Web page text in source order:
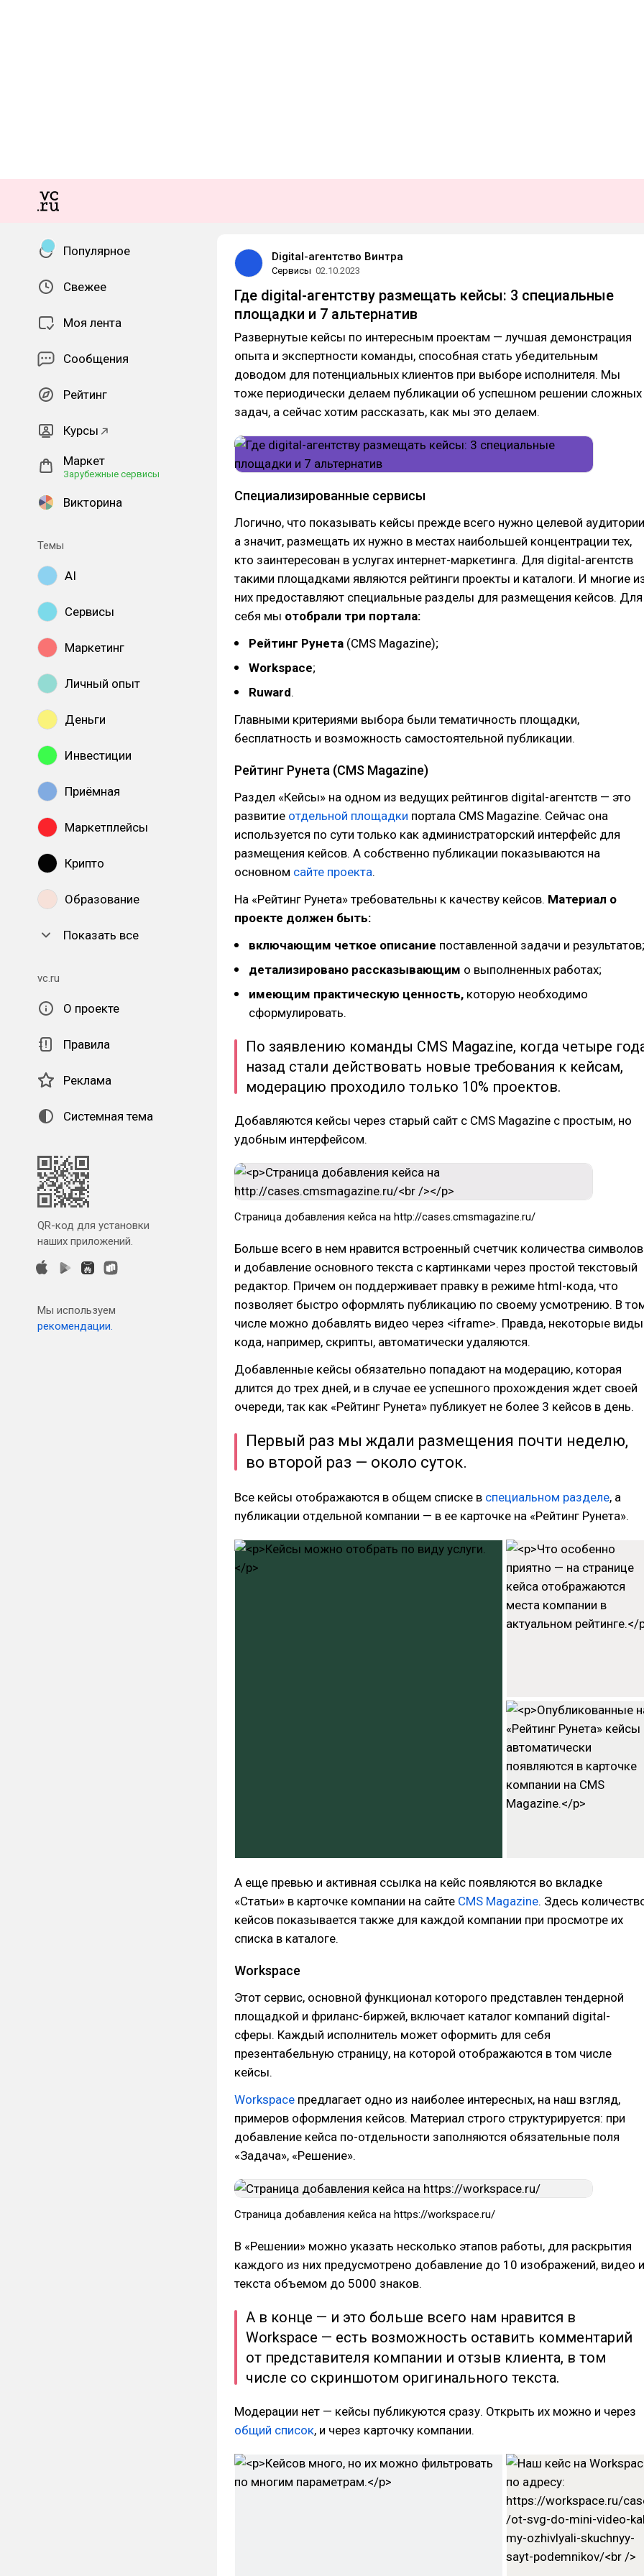
Популярное
Свежее
Моя лента
Сообщения
Рейтинг
Курсы
Маркет
Зарубежные сервисы
Викторина
Темы
AI
Сервисы
Маркетинг
Личный опыт
Деньги
Инвестиции
Приёмная
Маркетплейсы
Крипто
Образование
Показать все
vc.ru
О проекте
Правила
Реклама
Системная тема
QR-код для установки
наших приложений.
Мы используем
рекомендации.
Digital-агентство Винтра
Сервисы 02.10.2023
Где digital-агентству размещать кейсы: 3 специальные
площадки и 7 альтернатив
Развернутые кейсы по интересным проектам — лучшая демонстрация
опыта и экспертности команды, способная стать убедительным
доводом для потенциальных клиентов при выборе исполнителя. Мы
тоже периодически делаем публикации об успешном решении сложных
задач, а сейчас хотим рассказать, как мы это делаем.
Специализированные сервисы
Логично, что показывать кейсы прежде всего нужно целевой
а значит, размещать их нужно в местах наибольшей концентрации тех,
кто заинтересован в услугах интернет-маркетинга. Для digital-агентств
такими площадками являются рейтинги проекты и каталоги. И многие
них предоставляют специальные разделы для размещения кейсов. Для
себя мы отобрали три портала:
Рейтинг Рунета (CMS Magazine);
Workspace;
Ruward.
Главными критериями выбора были тематичность площадки,
бесплатность и возможность самостоятельной публикации.
Рейтинг Рунета (CMS Magazine)
Раздел «Кейсы» на одном из ведущих рейтингов digital-агентств — это
развитие отдельной площадки портала CMS Magazine. Сейчас она
используется по сути только как администраторский интерфейс для
размещения кейсов. А собственно публикации показываются на
основном сайте проекта.
На «Рейтинг Рунета» требовательны к качеству кейсов. Материал о
проекте должен быть:
включающим четкое описание поставленной задачи и результатов;
детализировано рассказывающим о выполненных работах;
имеющим практическую ценность, которую необходимо
сформулировать.
По заявлению команды CMS Magazine, когда четыре
назад стали действовать новые требования к кейсам,
модерацию проходило только 10% проектов.
Добавляются кейсы через старый сайт с CMS Magazine с простым, но
удобным интерфейсом.
Страница добавления кейса на http://cases.cmsmagazine.ru/
Больше всего в нем нравится встроенный счетчик количества символов
и добавление основного текста с картинками через простой текстовый
редактор. Причем он поддерживает правку в режиме html-кода, что
позволяет быстро оформлять публикацию по своему усмотрению. В
числе можно добавлять видео через <iframe>. Правда, некоторые виды
кода, например, скрипты, автоматически удаляются.
Добавленные кейсы обязательно попадают на модерацию, которая
длится до трех дней, и в случае ее успешного прохождения ждет своей
очереди, так как «Рейтинг Рунета» публикует не более 3 кейсов в день.
Первый раз мы ждали размещения почти неделю,
во второй раз — около суток.
Все кейсы отображаются в общем списке в специальном разделе, а
публикации отдельной компании — в ее карточке на «Рейтинг Рунета».
А еще превью и активная ссылка на кейс появляются во вкладке
«Статьи» в карточке компании на сайте CMS Magazine. Здесь
кейсов показывается также для каждой компании при просмотре их
списка в каталоге.
Workspace
Этот сервис, основной функционал которого представлен тендерной
площадкой и фриланс-биржей, включает каталог компаний digital-
сферы. Каждый исполнитель может оформить для себя
презентабельную страницу, на которой отображаются в том числе
кейсы.
Workspace предлагает одно из наиболее интересных, на наш взгляд,
примеров оформления кейсов. Материал строго структурируется: при
добавление кейса по-отдельности заполняются обязательные поля
«Задача», «Решение».
Страница добавления кейса на https://workspace.ru/
В «Решении» можно указать несколько этапов работы, для раскрытия
каждого из них предусмотрено добавление до 10 изображений, видео и
текста объемом до 5000 знаков.
А в конце — и это больше всего нам нравится в
Workspace — есть возможность оставить комментарий
от представителя компании и отзыв клиента, в том
числе со скриншотом оригинального текста.
Модерации нет — кейсы публикуются сразу. Открыть их можно и через
общий список, и через карточку компании.